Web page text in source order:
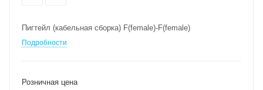
Пигтейл (кабельная сборка) F(female)-F(female)
Подробности
Розничная цена